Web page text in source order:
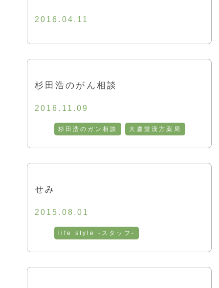
2016.04.11
杉田浩のがん相談
2016.11.09
杉田浩のガン相談 大慶堂漢方薬局
せみ
2015.08.01
life style -スタッフ-